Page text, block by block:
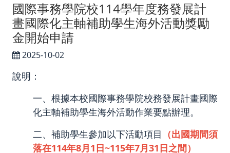
國際事務學院校114學年度務發展計
畫國際化主軸補助學生海外活動獎勵
金開始申請
2025-10-02
說明：
一、根據本校國際事務學院校務發展計畫國際
化主軸補助學生海外活動作業要點辦理。
二、補助學生參加以下活動項目 （出國期間須
落在114年8月1日~115年7月31日之間）